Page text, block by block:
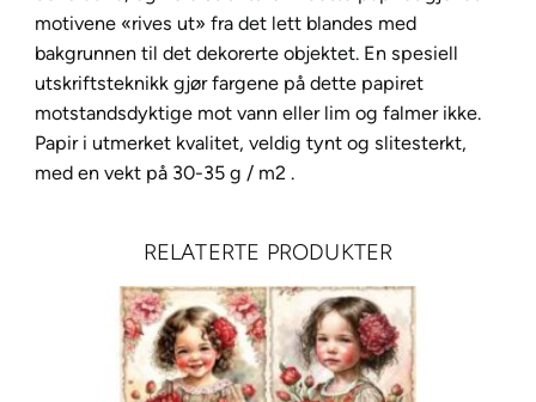
p
a
p
i
r
A
motivene «rives ut» fra det lett blandes med
bakgrunnen til det dekorerte objektet. En spesiell
utskriftsteknikk gjør fargene på dette papiret
motstandsdyktige mot vann eller lim og falmer ikke.
Papir i utmerket kvalitet, veldig tynt og slitesterkt,
med en vekt på 30-35 g / m2 .
RELATERTE PRODUKTER